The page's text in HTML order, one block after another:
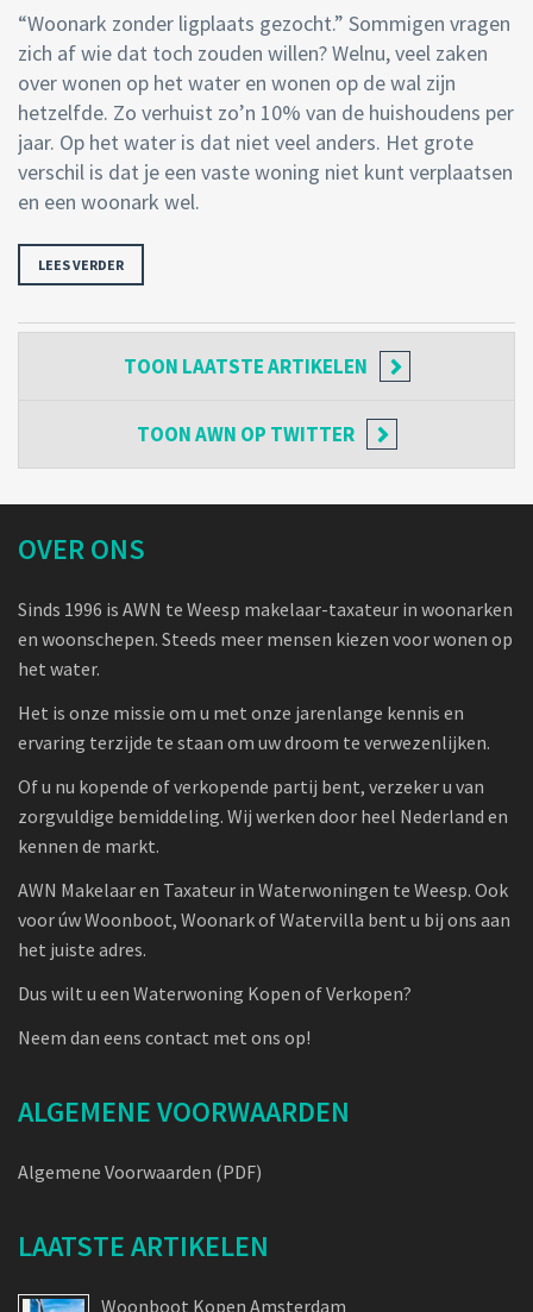
“Woonark zonder ligplaats gezocht.” Sommigen vragen
zich af wie dat toch zouden willen? Welnu, veel zaken
over wonen op het water en wonen op de wal zijn
hetzelfde. Zo verhuist zo’n 10% van de huishoudens per
jaar. Op het water is dat niet veel anders. Het grote
verschil is dat je een vaste woning niet kunt verplaatsen
en een woonark wel.
LEES VERDER
TOON LAATSTE ARTIKELEN
TOONAWN OP TWITTER
OVER ONS
Sinds 1996 is AWN te Weesp makelaar-taxateur in woonarken
en woonschepen. Steeds meer mensen kiezen voor wonen op
het water.
Het is onze missie om u met onze jarenlange kennis en
ervaring terzijde te staan om uw droom te verwezenlijken.
Of u nu kopende of verkopende partij bent, verzeker u van
zorgvuldige bemiddeling. Wij werken door heel Nederland en
kennen de markt.
AWN Makelaar en Taxateur in Waterwoningen te Weesp. Ook
voor úw Woonboot, Woonark of Watervilla bent u bij ons aan
het juiste adres.
Dus wilt u een Waterwoning Kopen of Verkopen?
Neem dan eens contact met ons op!
ALGEMENE VOORWAARDEN
Algemene Voorwaarden (PDF)
LAATSTE ARTIKELEN
Woonboot Kopen Amsterdam